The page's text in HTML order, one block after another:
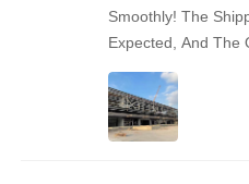
Smoothly! The Shipping Was Quicker Than We
Expected, And The Quality Of The Materials
Really Impressed Us — Solid And Well-made.
Communication Was Easy And Friendly
Throughout. We’re Already Recommending This
Supplier To Some Of Our Business Friends.